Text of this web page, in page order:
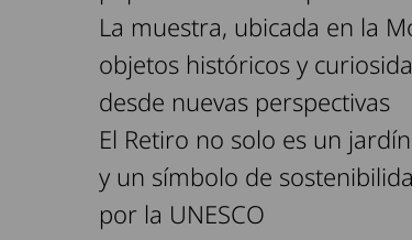
La muestra, ubicada en la
objetos históricos y
desde nuevas perspectivas
El Retiro no solo es un
y un símbolo de
por la UNESCO